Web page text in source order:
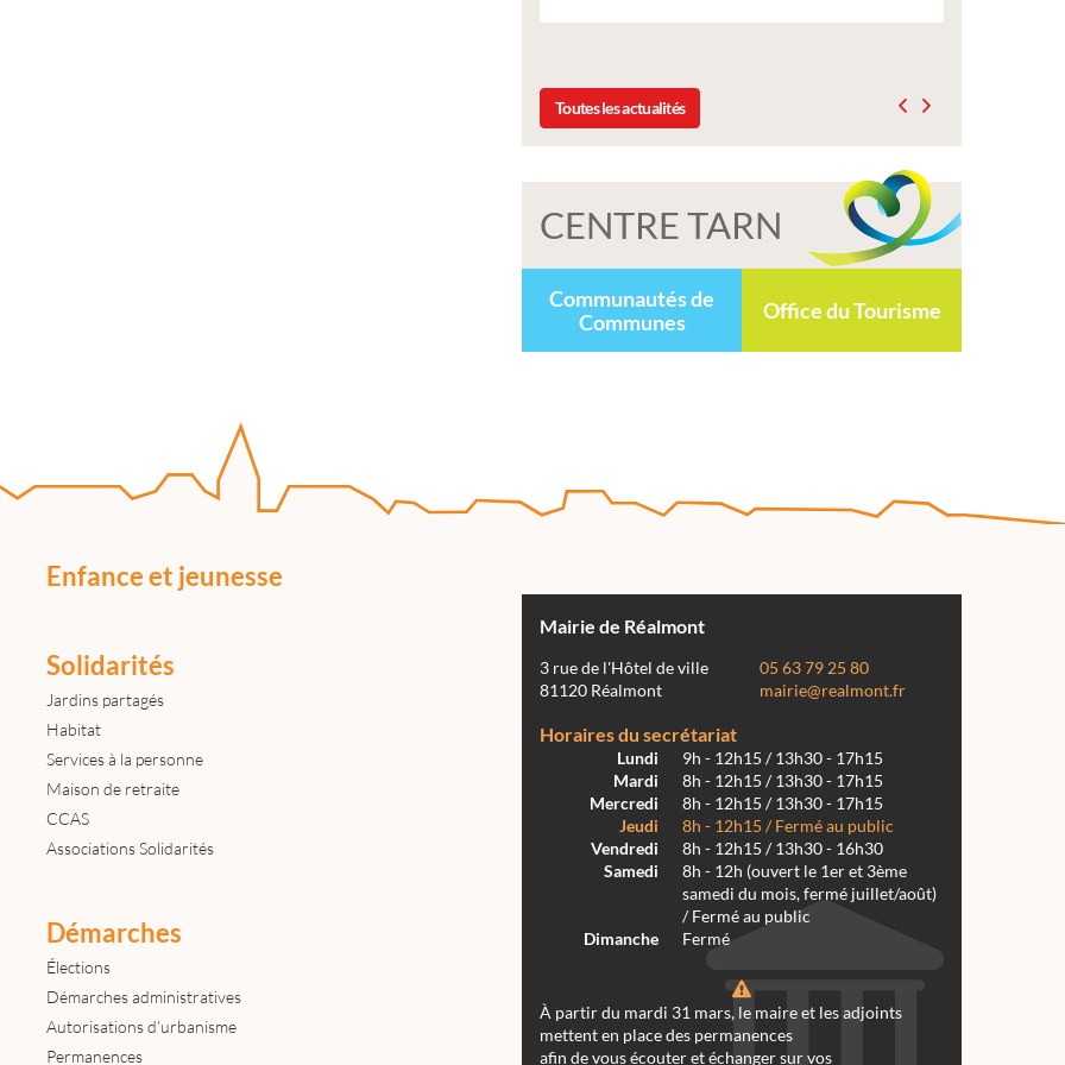
Toutes les actualités
CENTRE TARN
Communautés de
Communes
Office du Tourisme
Enfance et jeunesse
Solidarités
Jardins partagés
Habitat
Services à la personne
Maison de retraite
CCAS
Associations Solidarités
Démarches
Élections
Démarches administratives
Autorisations d'urbanisme
Permanences
Mairie de Réalmont
3 rue de l'Hôtel de ville
81120 Réalmont
05 63 79 25 80
mairie@realmont.fr
Horaires du secrétariat
Lundi
9h - 12h15 / 13h30 - 17h15
Mardi
8h - 12h15 / 13h30 - 17h15
Mercredi
8h - 12h15 / 13h30 - 17h15
Jeudi
8h - 12h15 / Fermé au public
Vendredi
8h - 12h15 / 13h30 - 16h30
Samedi
8h - 12h (ouvert le 1er et 3ème
samedi du mois, fermé juillet/août)
/ Fermé au public
Dimanche
Fermé
À partir du mardi 31 mars, le maire et les adjoints
mettent en place des permanences
afin de vous écouter et échanger sur vos